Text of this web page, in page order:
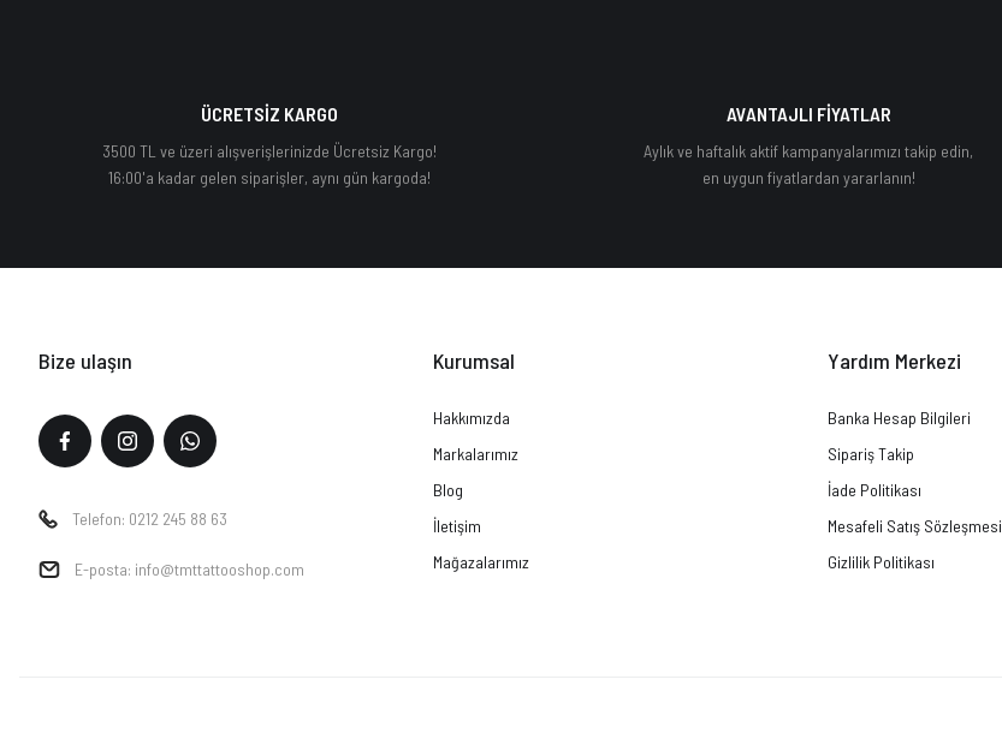
ÜCRETSİZ KARGO
3500 TL ve üzeri alışverişlerinizde Ücretsiz Kargo!
16:00'a kadar gelen siparişler, aynı gün kargoda!
AVANTAJLI FİYATLAR
Aylık ve haftalık aktif kampanyalarımızı takip edin,
en uygun fiyatlardan yararlanın!
Bize ulaşın
Telefon: 0212 245 88 63
E-posta: info@tmttattooshop.com
Kurumsal
Hakkımızda
Markalarımız
Blog
İletişim
Mağazalarımız
Yardım Merkezi
Banka Hesap Bilgileri
Sipariş Takip
İade Politikası
Mesafeli Satış Sözleşmesi
Gizlilik Politikası